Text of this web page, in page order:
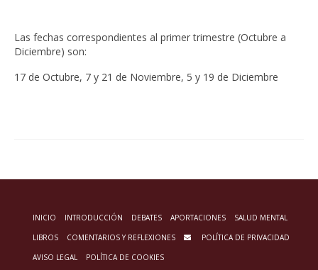
Las fechas correspondientes al primer trimestre (Octubre a
Diciembre) son:
17 de Octubre, 7 y 21 de Noviembre, 5 y 19 de Diciembre
INICIO INTRODUCCIÓN DEBATES APORTACIONES
SALUD MENTAL
LIBROS
COMENTARIOS Y REFLEXIONES
POLÍTICA DE PRIVACIDAD
AVISO LEGAL
POLÍTICA DE COOKIES